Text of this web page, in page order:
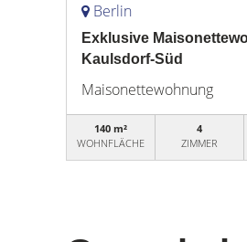
Berlin
Exklusive
Kaulsdorf-Süd
Maisonettewohnung
140 m²
WOHNFLÄCHE
4
ZIMMER